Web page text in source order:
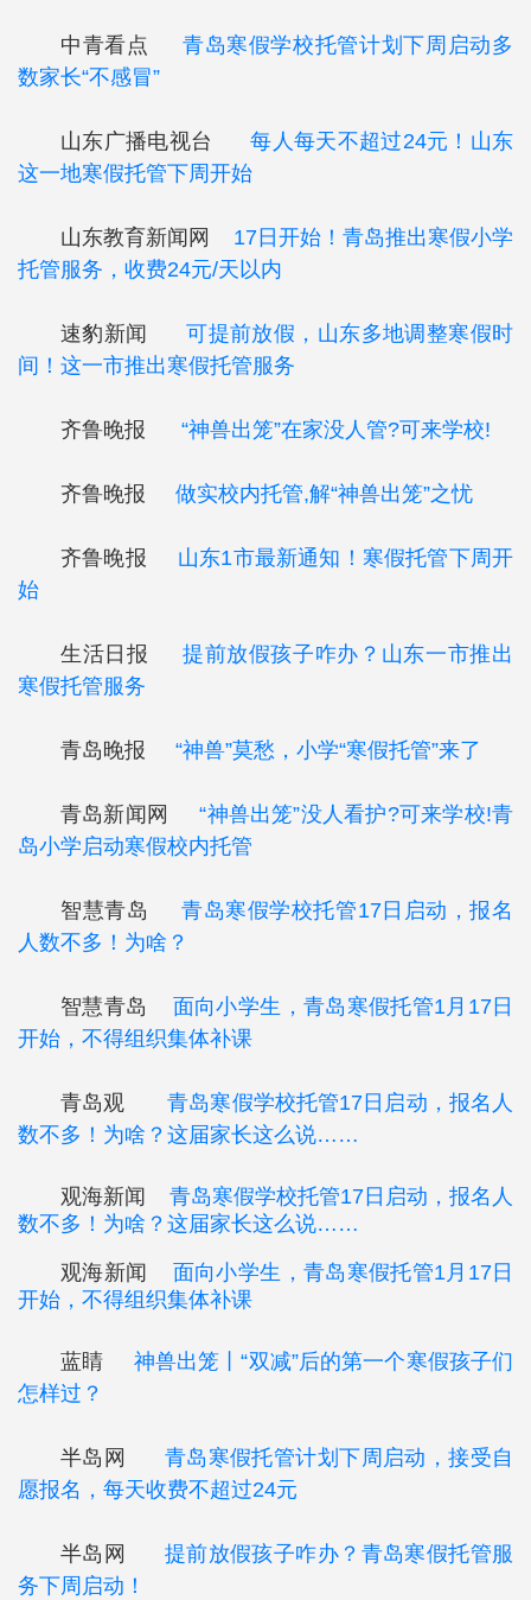
中青看点 青岛寒假学校托管计划下周启动多
数家长“不感冒”
山东广播电视台每人每天不超过24元！山东
这一地寒假托管下周开始
山东教育新闻网
17日开始！青岛推出寒假小学
托管服务，收费24元/天以内
速豹新闻可提前放假，山东多地调整寒假时
间！这一市推出寒假托管服务
齐鲁晚报 “神兽出笼”在家没人管?可来学校!
齐鲁晚报 做实校内托管,解“神兽出笼”之忧
齐鲁晚报
山东1市最新通知！寒假托管下周开
始
生活日报 提前放假孩子咋办？山东一市推出
寒假托管服务
青岛晚报 “神兽”莫愁，小学“寒假托管”来了
青岛新闻网
“神兽出笼”没人看护?可来学校!青
岛小学启动寒假校内托管
智慧青岛青岛寒假学校托管17日启动，报名
人数不多！为啥？
智慧青岛
面向小学生，青岛寒假托管1月17日
开始，不得组织集体补课
青岛观青岛寒假学校托管17日启动，报名人
数不多！为啥？这届家长这么说……
观海新闻 青岛寒假学校托管17日启动，报名人
数不多！为啥？这届家长这么说……
观海新闻 面向小学生，青岛寒假托管1月17日
开始，不得组织集体补课
蓝睛
神兽出笼丨“双减”后的第一个寒假孩子们
怎样过？
半岛网 青岛寒假托管计划下周启动，接受自
愿报名，每天收费不超过24元
半岛网 提前放假孩子咋办？青岛寒假托管服
务下周启动！